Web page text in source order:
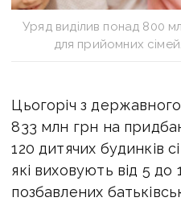
Уряд виділив понад 800
для прийомних
Цьогоріч з
833 млн грн на
120 дитячих будинків
які виховують від 5 до
позбавлених